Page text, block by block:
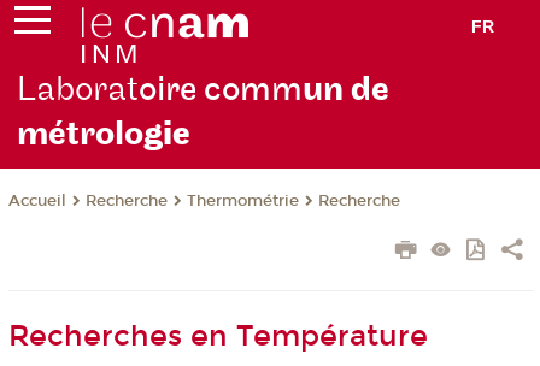
FR
Laboratoire commun de
métrologie
Accueil Recherche Thermométrie Recherche
Recherches en Température